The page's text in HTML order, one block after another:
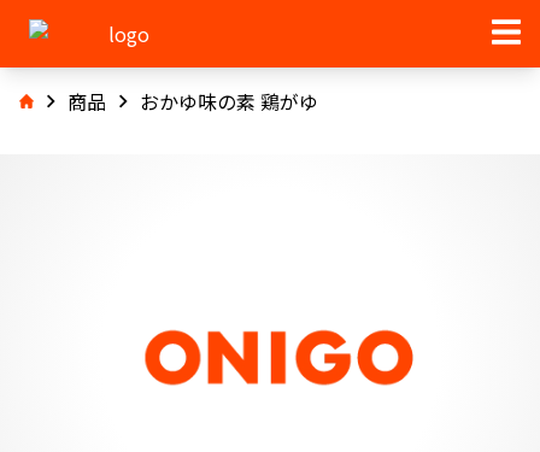
商品 おかゆ味の素 鶏がゆ